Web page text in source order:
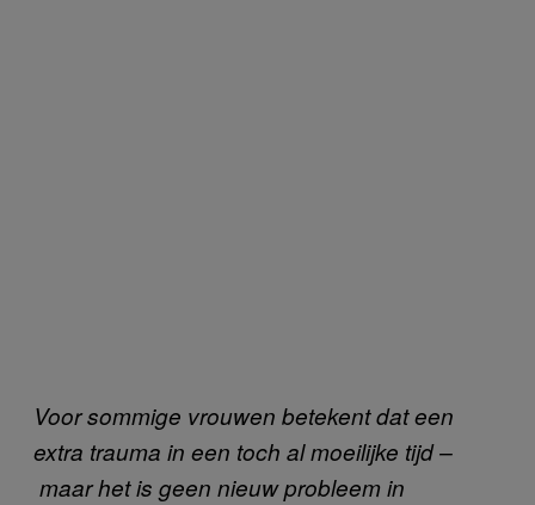
Voor sommige vrouwen betekent dat een
extra trauma in een toch al moeilijke tijd –
maar het is geen nieuw probleem in